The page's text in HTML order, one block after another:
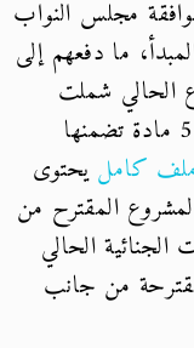
مجلس النواب
ما دفعهم إلى
الحالي شملت
184 مادة من أصل ما لا يقل عن 540 مادة تضمنها
كامل يحتوى
المقترح من
الحالي
المقترحة من جانب